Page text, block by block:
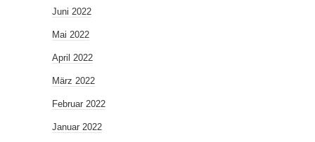
Juni 2022
Mai 2022
April 2022
März 2022
Februar 2022
Januar 2022